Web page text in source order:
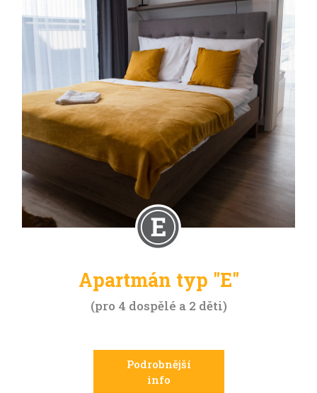
Apartmán typ "E"
pro 4 dospělé a 2 děti
Podrobnější
info